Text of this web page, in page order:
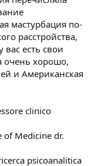
мастурбация по-
расстройства,
вас есть свои
очень хорошо,
и Американская
clinico
of Medicine dr.
psicoanalitica